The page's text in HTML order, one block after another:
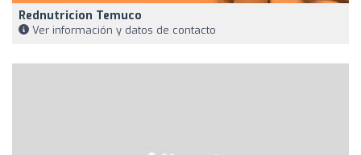
Rednutricion Temuco
Ver información y datos de contacto